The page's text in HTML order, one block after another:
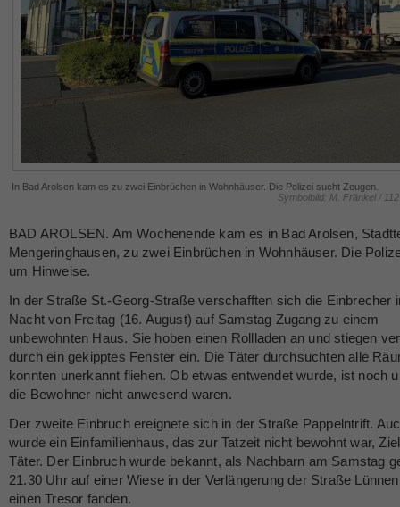
In Bad Arolsen kam es zu zwei Einbrüchen in Wohnhäuser. Die Polizei sucht Zeugen.
Symbolbild: M. Fränkel /
BAD AROLSEN. Am Wochenende kam es in Bad Arolsen,
Mengeringhausen, zu zwei Einbrüchen in Wohnhäuser. Die
um Hinweise.
In der Straße St.-Georg-Straße verschafften sich die Einbrecher
Nacht von Freitag (16. August) auf Samstag Zugang zu einem
unbewohnten Haus. Sie hoben einen Rollladen an und stiegen
durch ein gekipptes Fenster ein. Die Täter durchsuchten alle
konnten unerkannt fliehen. Ob etwas entwendet wurde, ist noch
die Bewohner nicht anwesend waren.
Der zweite Einbruch ereignete sich in der Straße Pappelntrift.
wurde ein Einfamilienhaus, das zur Tatzeit nicht bewohnt war,
Täter. Der Einbruch wurde bekannt, als Nachbarn am Samstag
21.30 Uhr auf einer Wiese in der Verlängerung der Straße
einen Tresor fanden.